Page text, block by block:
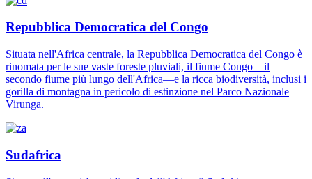
Repubblica Democratica del Congo
Situata nell'Africa centrale, la Repubblica Democratica del Congo è
rinomata per le sue vaste foreste pluviali, il fiume Congo—il
secondo fiume più lungo dell'Africa—e la ricca biodiversità, inclusi i
gorilla di montagna in pericolo di estinzione nel Parco Nazionale
Virunga.
Sudafrica